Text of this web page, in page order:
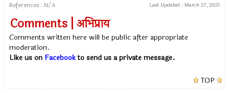
References : N/A Last Updated : March 27, 2021
Comments | अभिप्राय
Comments written here will be public after appropriate
moderation.
Like us on Facebookto send us a private message.
TOP